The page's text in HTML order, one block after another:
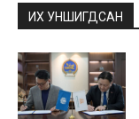
ИХ УНШИГДСАН